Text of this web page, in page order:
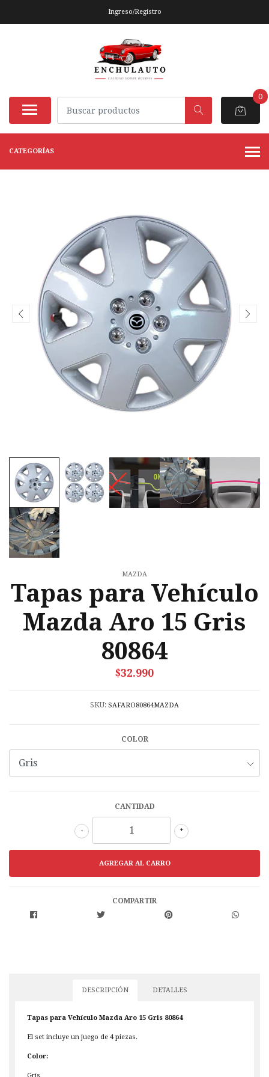
Ingreso/Registro
0
CATEGORÍAS
MAZDA
Tapas para Vehículo
Mazda Aro 15 Gris
80864
$32.990
SKU: SAFARO80864MAZDA
COLOR
CANTIDAD
+
-
COMPARTIR
DESCRIPCIÓN DETALLES
Tapas para Vehículo Mazda Aro 15 Gris 80864
El set incluye un juego de 4 piezas.
Color: